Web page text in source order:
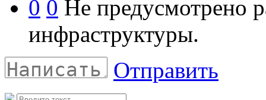
0 0 Не предусмотрено
инфраструктуры.
Отправить